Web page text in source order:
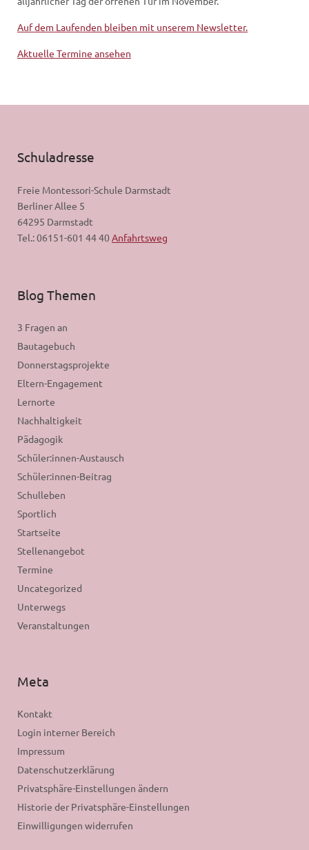
Auf dem Laufenden bleiben mit unserem Newsletter.
Aktuelle Termine ansehen
Schuladresse
Freie Montessori-Schule Darmstadt
Berliner Allee 5
64295 Darmstadt
Tel.: 06151-601 44 40Anfahrtsweg
Blog Themen
3 Fragen an
Bautagebuch
Donnerstagsprojekte
Eltern-Engagement
Lernorte
Nachhaltigkeit
Pädagogik
Schüler:innen-Austausch
Schüler:innen-Beitrag
Schulleben
Sportlich
Startseite
Stellenangebot
Termine
Uncategorized
Unterwegs
Veranstaltungen
Meta
Kontakt
Login interner Bereich
Impressum
Datenschutzerklärung
Privatsphäre-Einstellungen ändern
Historie der Privatsphäre-Einstellungen
Einwilligungen widerrufen